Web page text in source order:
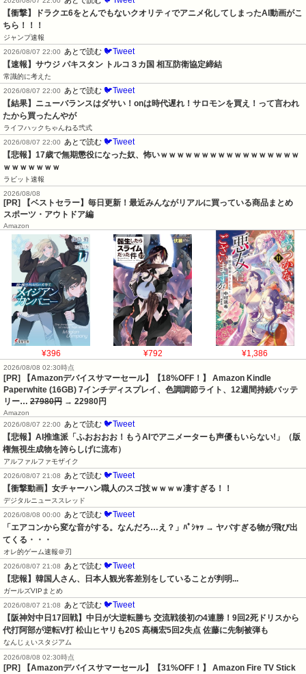
【衝撃】ドラクエ6をとんでもないクオリティでアニメ化してしまったAI動画がこ
ちら！！！
ジャンプ速報
2026/08/07 22:00
あとで読む 🐦Tweet
【速報】サウジ パキスタン トルコ３カ国 相互防衛協定締結
常識的に考えた
2026/08/07 22:00
あとで読む 🐦Tweet
【結果】ニューバランスはダサい！onは時代遅れ！サロモンを買え！って言われ
たから買ったんやが
ライフハックちゃんねる弐式
2026/08/07 22:00
あとで読む 🐦Tweet
【悲報】17歳で無期懲役になった奴、怖いｗｗｗｗｗｗｗｗｗｗｗｗｗｗｗｗｗ
ｗｗｗｗｗｗｗ
ラビット速報
2026/08/08
[PR] 【ベストセラー】毎日更新！最近みんながリアルに買っている商品まとめ
スポーツ・アウトドア編
Amazon
¥396 ¥792 ¥1,386
2026/08/08 02:30時点
[PR] 【Amazonデバイスサマーセール】【18%OFF！】 Amazon Kindle
Paperwhite (16GB) 7インチディスプレイ、色調調節ライト、12週間持続バッテ
リー… 27980円 → 22980円
Amazon
2026/08/07 22:00
あとで読む 🐦Tweet
【悲報】AI推進派「ふおおおお！もうAIでアニメーターも声優もいらない!」（版
権無視生成物を誇らしげに流布）
アルファルファモザイク
2026/08/07 21:08
あとで読む 🐦Tweet
【衝撃動画】女チャーハン職人のスゴ技ｗｗｗｗ凄すぎる！！
デジタルニューススレッド
2026/08/08 00:00
あとで読む 🐦Tweet
「エアコンから変な音がする。なんだろ…え？」ﾊﾟｼｬｯ → ヤバすぎる物が飛び出
てくる・・・
オレ的ゲーム速報＠刃
2026/08/07 21:08
あとで読む 🐦Tweet
【悲報】韓国人さん、日本人観光客差別をしていることが判明...
ガールズVIPまとめ
2026/08/07 21:08
あとで読む 🐦Tweet
【阪神対中日17回戦】中日が大逆転勝ち 交流戦後初の4連勝！9回2死ドリスから
代打阿部が逆転V打 松山ヒヤリも20S 髙橋宏5回2失点 佐藤に先制被弾も
なんじぇいスタジアム
2026/08/08 02:30時点
[PR] 【Amazonデバイスサマーセール】【31%OFF！】 Amazon Fire TV Stick